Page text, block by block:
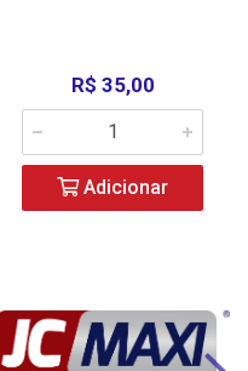
R$ 35,00
Adicionar